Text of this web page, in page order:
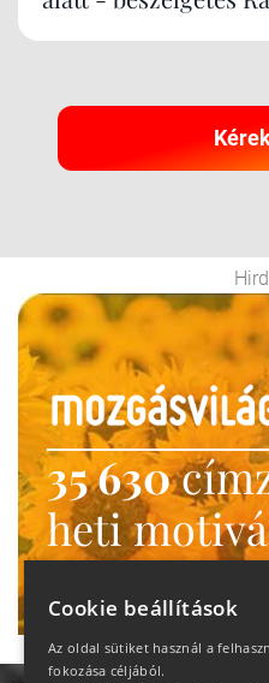
35 630
heti
Ne maradj
Cookie beállítások
Az oldal sütiket használ a
fokozása céljából.